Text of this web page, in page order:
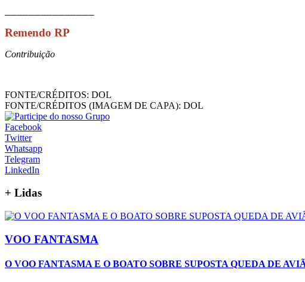
Remendo RP
Contribuição
FONTE/CRÉDITOS: DOL
FONTE/CRÉDITOS (IMAGEM DE CAPA): DOL
Facebook
Twitter
Whatsapp
Telegram
LinkedIn
+ Lidas
VOO FANTASMA
O VOO FANTASMA E O BOATO SOBRE SUPOSTA QUEDA DE